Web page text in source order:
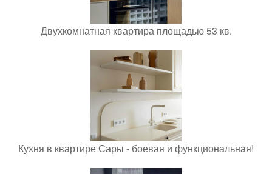
Двухкомнатная квартира площадью 53 кв.
Кухня в квартире Сары - боевая и функциональная!